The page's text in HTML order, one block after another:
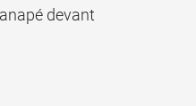
devant